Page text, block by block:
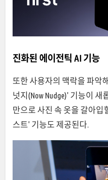
진화된 에이전틱 AI 기능
또한 사용자의 맥락을 파악
넛지(Now Nudge)' 기능이
만으로 사진 속 옷을 갈아입
스트' 기능도 제공된다.